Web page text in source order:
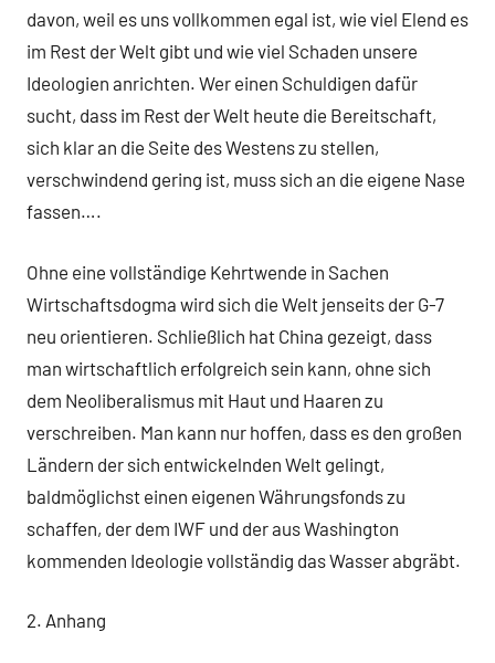
davon, weil es uns vollkommen egal ist, wie viel Elend es
im Rest der Welt gibt und wie viel Schaden unsere
Ideologien anrichten. Wer einen Schuldigen dafür
sucht, dass im Rest der Welt heute die Bereitschaft,
sich klar an die Seite des Westens zu stellen,
verschwindend gering ist, muss sich an die eigene Nase
fassen….
Ohne eine vollständige Kehrtwende in Sachen
Wirtschaftsdogma wird sich die Welt jenseits der G-7
neu orientieren. Schließlich hat China gezeigt, dass
man wirtschaftlich erfolgreich sein kann, ohne sich
dem Neoliberalismus mit Haut und Haaren zu
verschreiben. Man kann nur hoffen, dass es den großen
Ländern der sich entwickelnden Welt gelingt,
baldmöglichst einen eigenen Währungsfonds zu
schaffen, der dem IWF und der aus Washington
kommenden Ideologie vollständig das Wasser abgräbt.
2. Anhang